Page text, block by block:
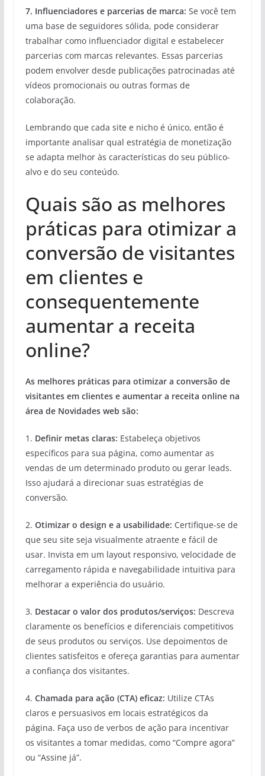
7. Influenciadores e parcerias de marca: Se você tem
uma base de seguidores sólida, pode considerar
trabalhar como influenciador digital e estabelecer
parcerias com marcas relevantes. Essas parcerias
podem envolver desde publicações patrocinadas até
vídeos promocionais ou outras formas de
colaboração.
Lembrando que cada site e nicho é único, então é
importante analisar qual estratégia de monetização
se adapta melhor às características do seu público-
alvo e do seu conteúdo.
Quais são as melhores
práticas para otimizar a
conversão de visitantes
em clientes e
consequentemente
aumentar a receita
online?
As melhores práticas para otimizar a conversão de
visitantes em clientes e aumentar a receita online na
área de Novidades web são:
1. Definir metas claras: Estabeleça objetivos
específicos para sua página, como aumentar as
vendas de um determinado produto ou gerar leads.
Isso ajudará a direcionar suas estratégias de
conversão.
2. Otimizar o design e a usabilidade: Certifique-se de
que seu site seja visualmente atraente e fácil de
usar. Invista em um layout responsivo, velocidade de
carregamento rápida e navegabilidade intuitiva para
melhorar a experiência do usuário.
3. Destacar o valor dos produtos/serviços: Descreva
claramente os benefícios e diferenciais competitivos
de seus produtos ou serviços. Use depoimentos de
clientes satisfeitos e ofereça garantias para aumentar
a confiança dos visitantes.
4. Chamada para ação (CTA) eficaz: Utilize CTAs
claros e persuasivos em locais estratégicos da
página. Faça uso de verbos de ação para incentivar
os visitantes a tomar medidas, como “Compre agora”
ou “Assine já”.